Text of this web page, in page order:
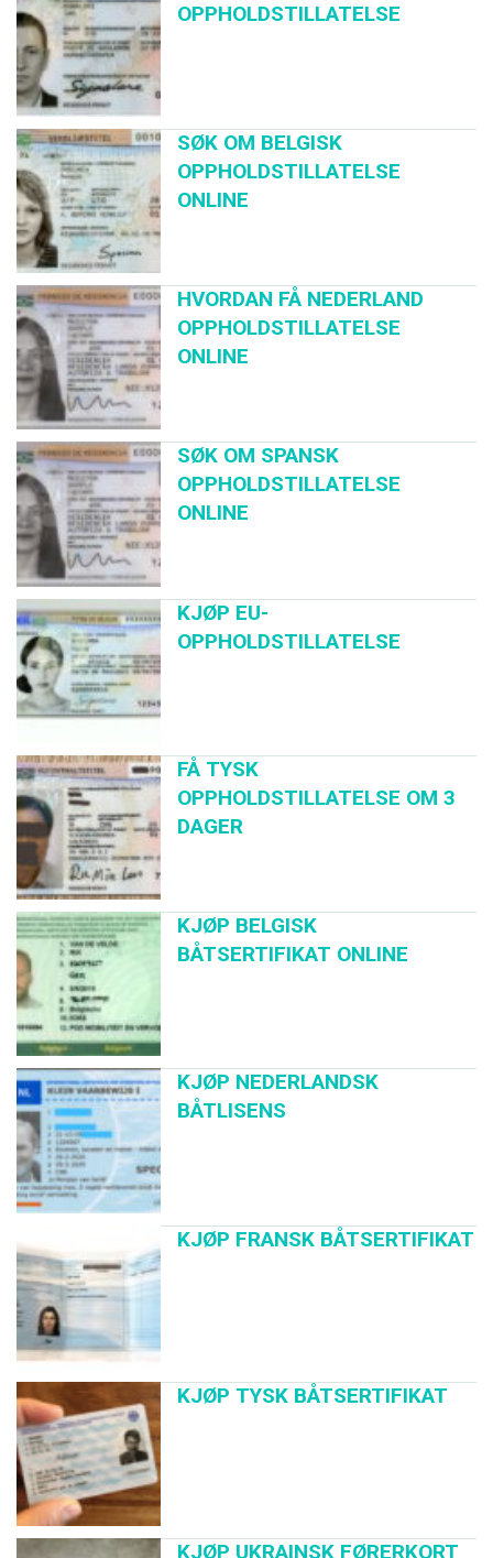
OPPHOLDSTILLATELSE
SØK OM BELGISK
OPPHOLDSTILLATELSE
ONLINE
HVORDAN FÅ NEDERLAND
OPPHOLDSTILLATELSE
ONLINE
SØK OM SPANSK
OPPHOLDSTILLATELSE
ONLINE
KJØP EU-
OPPHOLDSTILLATELSE
FÅ TYSK
OPPHOLDSTILLATELSE OM 3
DAGER
KJØP BELGISK
BÅTSERTIFIKAT ONLINE
KJØP NEDERLANDSK
BÅTLISENS
KJØP FRANSK BÅTSERTIFIKAT
KJØP TYSK BÅTSERTIFIKAT
KJØP UKRAINSK FØRERKORT